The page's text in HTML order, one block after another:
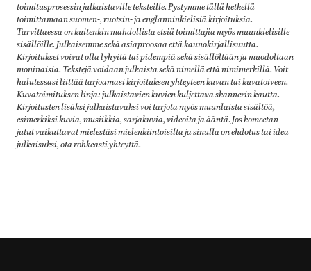
toimitusprosessin julkaistaville teksteille. Pystymme tällä hetkellä
toimittamaan suomen-, ruotsin- ja englanninkielisiä kirjoituksia.
Tarvittaessa on kuitenkin mahdollista etsiä toimittajia myös muunkielisille
sisällöille. Julkaisemme sekä asiaproosaa että kaunokirjallisuutta.
Kirjoitukset voivat olla lyhyitä tai pidempiä sekä sisällöltään ja muodoltaan
moninaisia. Tekstejä voidaan julkaista sekä nimellä että nimimerkillä. Voit
halutessasi liittää tarjoamasi kirjoituksen yhteyteen kuvan tai kuvatoiveen.
Kuvatoimituksen linja: julkaistavien kuvien kuljettava skannerin kautta.
Kirjoitusten lisäksi julkaistavaksi voi tarjota myös muunlaista sisältöä,
esimerkiksi kuvia, musiikkia, sarjakuvia, videoita ja ääntä. Jos komeetan
jutut vaikuttavat mielestäsi mielenkiintoisilta ja sinulla on ehdotus tai idea
julkaisuksi, ota rohkeasti yhteyttä.